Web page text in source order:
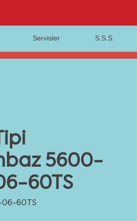
Servisler S.S.S.
5600-
60TS
06-60TS